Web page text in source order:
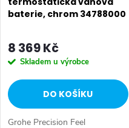
r
o
d
u
k
r
o
d
u
baterie, chrom 34788000
8 369 Kč
Skladem u výrobce
DO KOŠÍKU
Grohe Precision Feel